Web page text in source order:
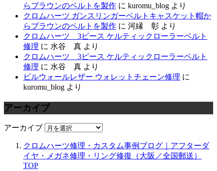
らブラウンのベルトを製作 に kuromu_blog より
クロムハーツ ガンスリンガーベルトキャスケット帽か
らブラウンのベルトを製作 に 河縁 彰 より
クロムハーツ 3ピース ケルティックローラーベルト
修理 に 水谷 真 より
クロムハーツ 3ピース ケルティックローラーベルト
修理 に 水谷 真 より
ビルウォールレザー ウォレットチェーン修理 に
kuromu_blog より
アーカイブ
アーカイブ
クロムハーツ修理・カスタム事例ブログ｜アフターダ
イヤ・メガネ修理・リング修復（大阪／全国郵送）
TOP